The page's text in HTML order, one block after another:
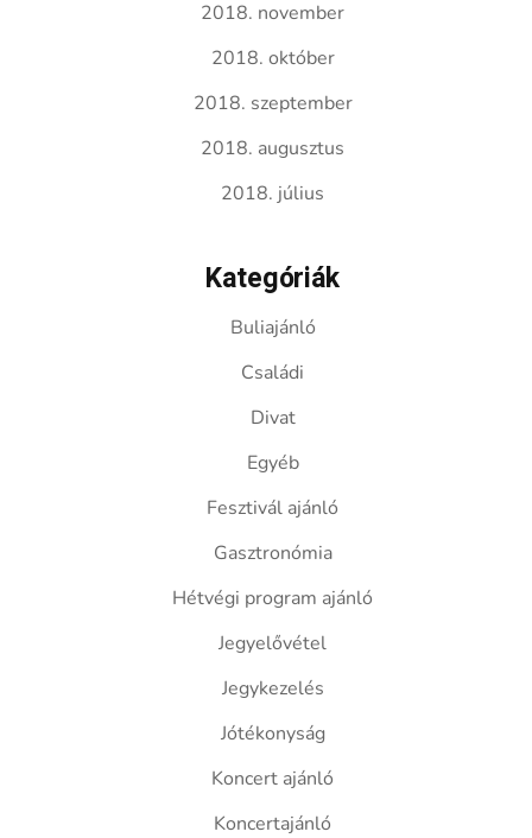
2018. november
2018. október
2018. szeptember
2018. augusztus
2018. július
Kategóriák
Buliajánló
Családi
Divat
Egyéb
Fesztivál ajánló
Gasztronómia
Hétvégi program ajánló
Jegyelővétel
Jegykezelés
Jótékonyság
Koncert ajánló
Koncertajánló